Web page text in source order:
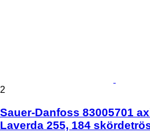
2
Sauer-Danfoss 83005701
Laverda 255, 184